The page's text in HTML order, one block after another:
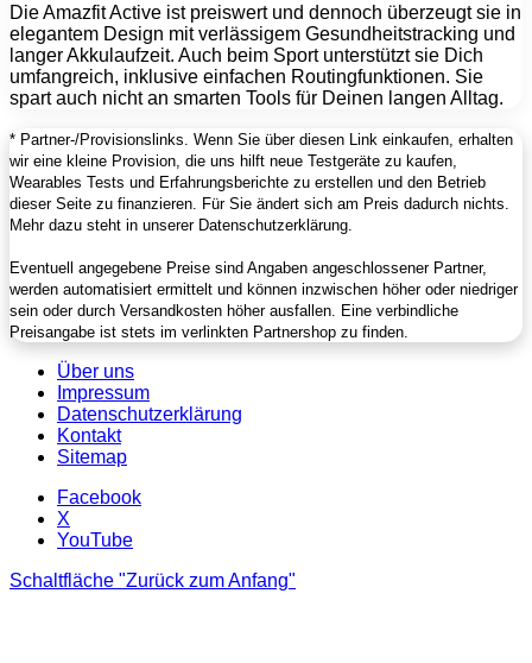
Die Amazfit Active ist preiswert und dennoch überzeugt sie in
elegantem Design mit verlässigem Gesundheitstracking und
langer Akkulaufzeit. Auch beim Sport unterstützt sie Dich
umfangreich, inklusive einfachen Routingfunktionen. Sie
spart auch nicht an smarten Tools für Deinen langen Alltag.
* Partner-/Provisionslinks. Wenn Sie über diesen Link einkaufen, erhalten
wir eine kleine Provision, die uns hilft neue Testgeräte zu kaufen,
Wearables Tests und Erfahrungsberichte zu erstellen und den Betrieb
dieser Seite zu finanzieren. Für Sie ändert sich am Preis dadurch nichts.
Mehr dazu steht in unserer Datenschutzerklärung.
Eventuell angegebene Preise sind Angaben angeschlossener Partner,
werden automatisiert ermittelt und können inzwischen höher oder niedriger
sein oder durch Versandkosten höher ausfallen. Eine verbindliche
Preisangabe ist stets im verlinkten Partnershop zu finden.
Über uns
Impressum
Datenschutzerklärung
Kontakt
Sitemap
Facebook
X
YouTube
Schaltfläche "Zurück zum Anfang"